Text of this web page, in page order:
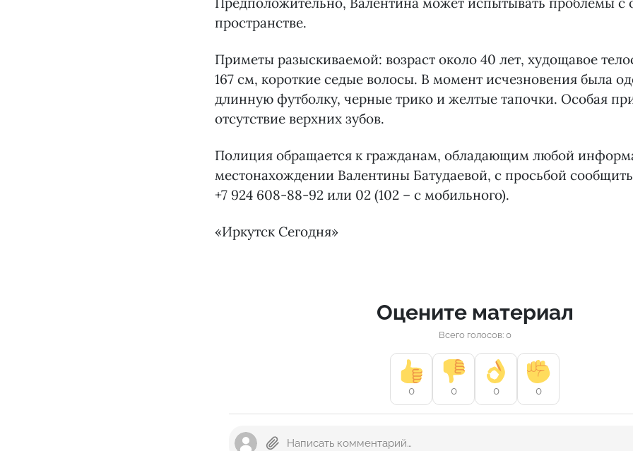
пространстве.
Приметы разыскиваемой: возраст около 40 лет, худощавое
167 см, короткие седые волосы. В момент исчезновения была
длинную футболку, черные трико и желтые тапочки. Особая
отсутствие верхних зубов.
Полиция обращается к гражданам, обладающим любой
местонахождении Валентины Батудаевой, с просьбой
+7 924 608-88-92 или 02 (102 – с мобильного).
«Иркутск Сегодня»
Оцените материал
Всего голосов: 0
0 0 0 0